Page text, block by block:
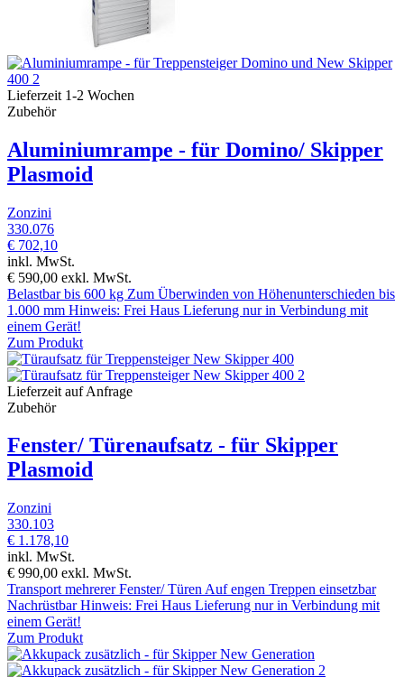
Lieferzeit 1-2 Wochen
Zubehör
Aluminiumrampe - für Domino/ Skipper
Plasmoid
Zonzini
330.076
€ 702,10
inkl. MwSt.
€ 590,00 exkl. MwSt.
Belastbar bis 600 kg Zum Überwinden von Höhenunterschieden bis
1.000 mm Hinweis: Frei Haus Lieferung nur in Verbindung mit
einem Gerät!
Zum Produkt
Lieferzeit auf Anfrage
Zubehör
Fenster/ Türenaufsatz - für Skipper
Plasmoid
Zonzini
330.103
€ 1.178,10
inkl. MwSt.
€ 990,00 exkl. MwSt.
Transport mehrerer Fenster/ Türen Auf engen Treppen einsetzbar
Nachrüstbar Hinweis: Frei Haus Lieferung nur in Verbindung mit
einem Gerät!
Zum Produkt